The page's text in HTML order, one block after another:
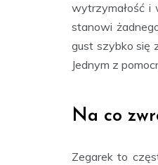
wytrzymałość i
stanowi
gust szybko się
Jednym z
Na co
Zegarek to